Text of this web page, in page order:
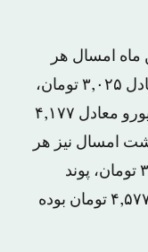
ماه امسال هر
دلارآمریکا در صرافی های ایران معادل ۳,۰۲۵ تومان،
پوند انگلیس معادل ۵,۰۰۰ تومان و یورو معادل ۴,۱۷۷
امسال نیز هر
دلار آمریکا در بازارآزاد معادل ۳,۳۱۶ تومان، پوند
انگلیس معادل ۵,۵۳۵ تومان و یورو۴,۵۷۷ تومان بوده